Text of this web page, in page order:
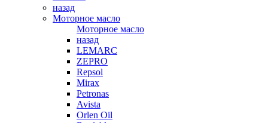
назад
Моторное масло
Моторное масло
назад
LEMARC
ZEPRO
Repsol
Mirax
Petronas
Avista
Orlen Oil